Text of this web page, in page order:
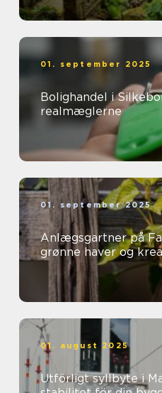
01. september 2025
Bolighandel i
realmæglerne
01. september 2025
Anlægsgartner på
grønne haver og
01. august 2025
Utförligt syllbyte i